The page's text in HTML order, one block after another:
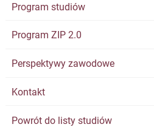
Program studiów
Program ZIP 2.0
Perspektywy zawodowe
Kontakt
Powrót do listy studiów